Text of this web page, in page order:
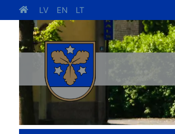
LV EN LT